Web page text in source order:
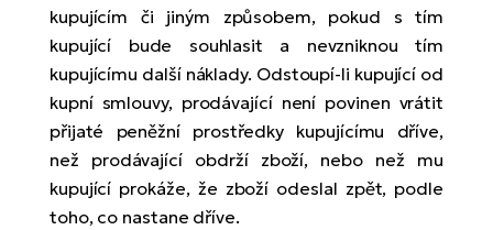
kupujícím či jiným způsobem, pokud s tím
kupující bude souhlasit a nevzniknou tím
kupujícímu další náklady. Odstoupí-li kupující od
kupní smlouvy, prodávající není povinen vrátit
přijaté peněžní prostředky kupujícímu dříve,
než prodávající obdrží zboží, nebo než mu
kupující prokáže, že zboží odeslal zpět, podle
toho, co nastane dříve.